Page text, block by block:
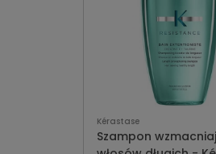
Kérastase
Szampon